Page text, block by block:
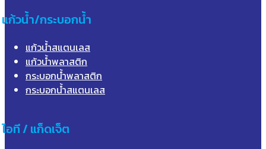
แก้วน้ำ/กระบอกน้ำ
แก้วน้ำสแตนเลส
แก้วน้ำพลาสติก
กระบอกน้ำพลาสติก
กระบอกน้ำสแตนเลส
ไอที / แก็ดเจ็ต